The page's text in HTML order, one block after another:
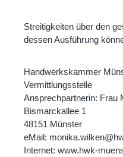
Streitigkeiten über den
dessen Ausführung
Handwerkskammer
Vermittlungsstelle
Ansprechpartnerin: Frau
Bismarckallee 1
48151 Münster
eMail:
Internet: www.hwk-